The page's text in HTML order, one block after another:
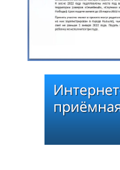
департамента
капитального
реализации
программ
Кызыла Кан-
25.06.2026